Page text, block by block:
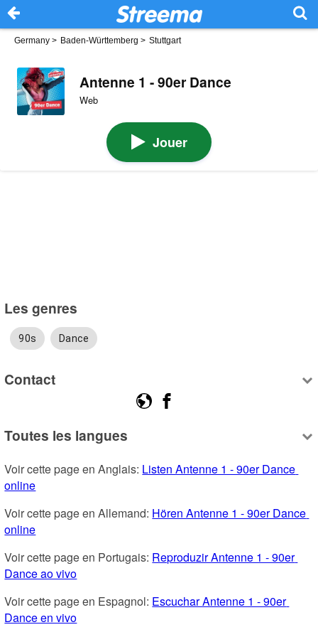
Germany > Baden-Württemberg > Stuttgart
Antenne 1 - 90er Dance
Web
Jouer
Les genres
90s Dance
Contact
Toutes les langues
Voir cette page en Anglais: Listen Antenne 1 - 90er Dance
online
Voir cette page en Allemand: Hören Antenne 1 - 90er Dance
online
Voir cette page en Portugais: Reproduzir Antenne 1 - 90er
Dance ao vivo
Voir cette page en Espagnol: Escuchar Antenne 1 - 90er
Dance en vivo